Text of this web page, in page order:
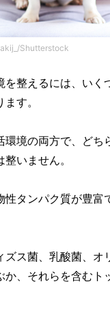
Shutterstock
を整えるには、いく
す。
環境の両方で、どち
いません。
性タンパク質が豊富
ス菌、乳酸菌、オ
か、それらを含むト